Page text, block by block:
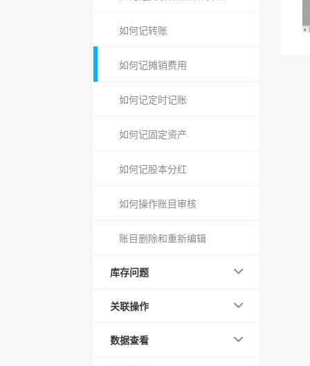
如何记转账
如何记摊销费用
如何记定时记账
如何记固定资产
如何记股本分红
如何操作账目审核
账目删除和重新编辑
库存问题
关联操作
数据查看